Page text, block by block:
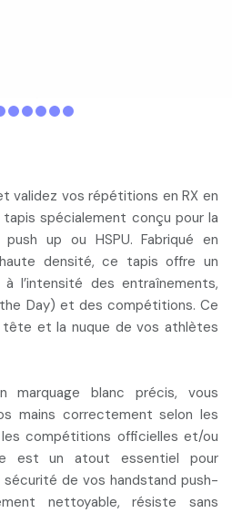
validez vos répétitions en RX en
spécialement conçu pour la
push up ou HSPU. Fabriqué en
densité, ce tapis offre un
l’intensité des entraînements,
Day) et des compétitions. Ce
et la nuque de vos athlètes
blanc précis, vous
mains correctement selon les
compétitions officielles et/ou
est un atout essentiel pour
sécurité de vos handstand push-
nettoyable, résiste sans